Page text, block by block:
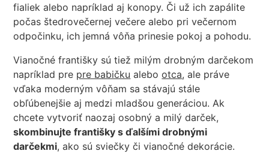
fialiek alebo napríklad aj konopy. Či už ich zapálite
počas štedrovečernej večere alebo pri večernom
odpočinku, ich jemná vôňa prinesie pokoj a pohodu.
Vianočné františky sú tiež milým drobným darčekom
napríklad pre pre babičku alebootca, ale práve
vďaka moderným vôňam sa stávajú stále
obľúbenejšie aj medzi mladšou generáciou. Ak
chcete vytvoriť naozaj osobný a milý darček,
skombinujte františky s ďalšími drobnými
darčekmi, ako sú sviečky či vianočné dekorácie.